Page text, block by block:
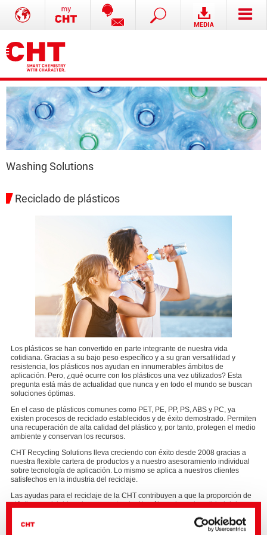
Washing Solutions
Reciclado de plásticos
Los plásticos se han convertido en parte integrante de nuestra vida
cotidiana. Gracias a su bajo peso específico y a su gran versatilidad y
resistencia, los plásticos nos ayudan en innumerables ámbitos de
aplicación. Pero, ¿qué ocurre con los plásticos una vez utilizados? Esta
pregunta está más de actualidad que nunca y en todo el mundo se buscan
soluciones óptimas.
En el caso de plásticos comunes como PET, PE, PP, PS, ABS y PC, ya
existen procesos de reciclado establecidos y de éxito demostrado. Permiten
una recuperación de alta calidad del plástico y, por tanto, protegen el medio
ambiente y conservan los recursos.
CHT Recycling Solutions lleva creciendo con éxito desde 2008 gracias a
nuestra flexible cartera de productos y a nuestro asesoramiento individual
sobre tecnología de aplicación. Lo mismo se aplica a nuestros clientes
satisfechos en la industria del reciclaje.
Las ayudas para el reciclaje de la CHT contribuyen a que la proporción de
plásticos reciclables siga aumentando. No sólo mejoran la calidad del
funcionamiento sin problemas de las máquinas.